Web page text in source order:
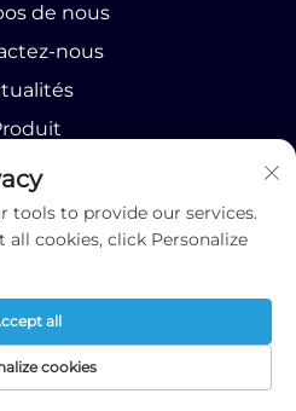
de nous
nous
Co., Ltd;
Actualités
tools to provide our services.
cookies, click Personalize
cookies
all